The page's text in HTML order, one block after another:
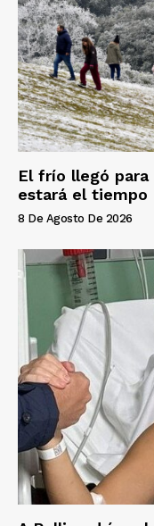
El frío llegó para
estará el tiempo
8 De Agosto De 2026